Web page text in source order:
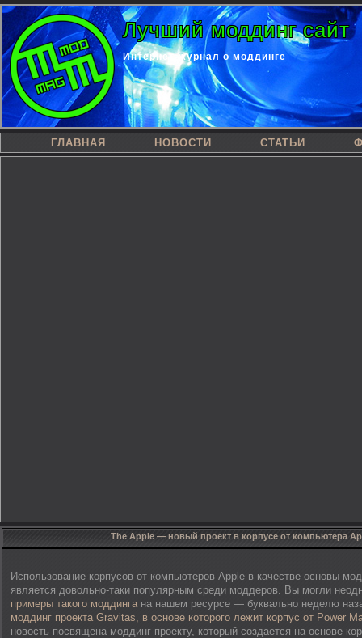
Лучший моддинг сайт
Интернет-журнал о моддинге
ГЛАВНАЯ НОВОСТИ СТАТЬИ
The Apple — новый проект в корпусе от компьютера
Использование корпусов от компьютеров Apple в качестве основы
является довольно-таки популярным среди моддеров. Вы могли
примеры такого моддинга на нашем ресурсе — буквально неделю
моддинг проекта Gravitas, в основе которого лежит корпус от Power
новость посвящена моддинг проекту, который создается на основе